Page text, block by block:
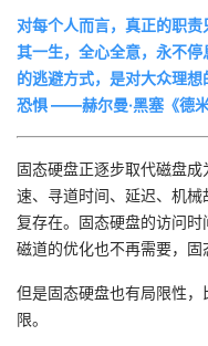
的
博
我
的
坛
我
圈
子
的
直
我
的
我
我
对每个人而言，真正的职
其一生，全心全意，永不
的逃避方式，是对大众理
恐惧 ——赫尔曼·黑塞《德米
固态硬盘正逐步取代磁盘
速、寻道时间、延迟、机
复存在。固态硬盘的访问
磁道的优化也不再需要，固
但是固态硬盘也有局限性
限。